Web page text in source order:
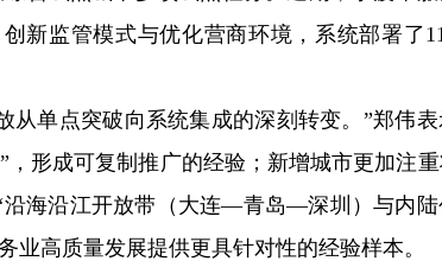
新监管模式与优化营商环境，系统部署了
从单点突破向系统集成的深刻转变。”郑伟
形成可复制推广的经验；新增城市更加注
海沿江开放带（大连—青岛—深圳）与内
高质量发展提供更具针对性的经验样本。